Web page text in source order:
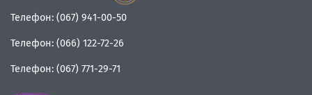
Телефон: (067) 941-00-50
Телефон: (066) 122-72-26
Телефон: (067) 771-29-71